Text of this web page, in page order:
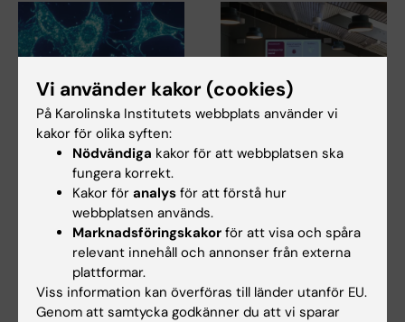
5 aug 2026
RNA-teknik förbättrar
resultaten vid
transplantation av
insulinproducerande
celler
En ny RNA-baserad metod kan
hjälpa insulinproducerande
celler att klara…
StratNeuro
StratNeuro har etablerat ett
kopplingen mellan…
Vi använder kakor (cookies)
På Karolinska Institutets webbplats använder vi
kakor för olika syften:
Nödvändiga kakor för att webbplatsen ska
fungera korrekt.
Kakor för analys för att förstå hur
webbplatsen används.
Marknadsföringskakor för att visa och spåra
relevant innehåll och annonser från externa
plattformar.
Viss information kan överföras till länder utanför EU.
Genom att samtycka godkänner du att vi sparar